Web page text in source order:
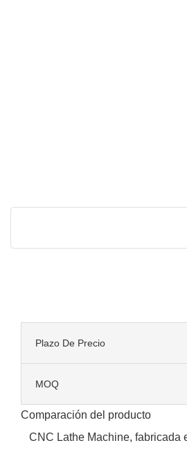
Plazo De Precio
MOQ
Comparación del producto
CNC Lathe Machine, fabricada